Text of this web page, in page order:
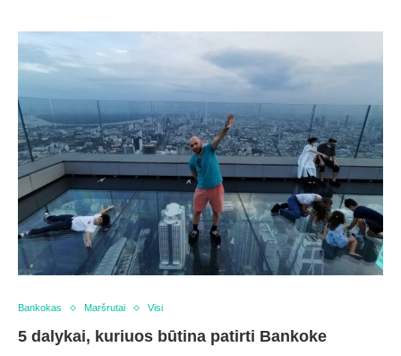
Bankokas Maršrutai Visi
5 dalykai, kuriuos būtina patirti Bankoke